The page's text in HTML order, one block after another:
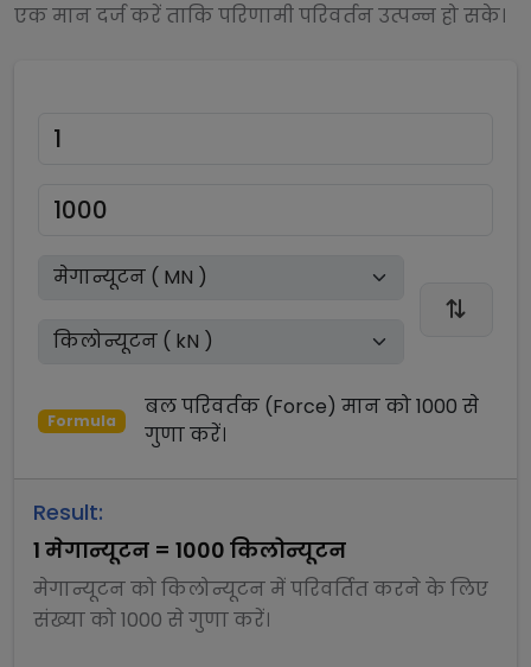
एक मान दर्ज करें ताकि परिणामी परिवर्तन उत्पन्न हो सके।
Formula
बल परिवर्तक (Force) मान को1000 से
गुणाकरें।
Result:
1 मेगान्यूटन = 1000 किलोन्यूटन
मेगान्यूटनकोकिलोन्यूटनमें परिवर्तित करने के लिए
संख्या को1000 सेगुणाकरें।